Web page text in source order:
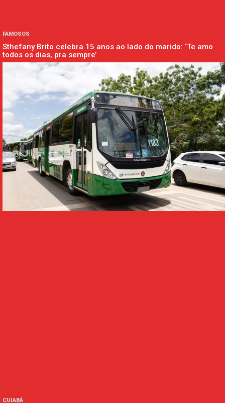
FAMOSOS
Sthefany Brito celebra 15 anos ao lado do marido: ‘Te amo
todos os dias, pra sempre’
CUIABÁ